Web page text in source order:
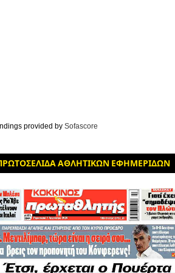
provided by Sofascore
ΑΘΛΗΤΙΚΩΝ ΕΦΗΜΕΡΙΔΩΝ